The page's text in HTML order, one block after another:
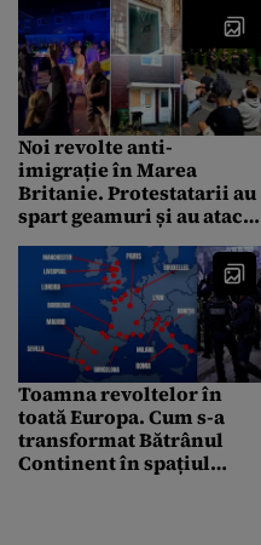
Noi revolte anti-
imigrație în Marea
Britanie. Protestatarii au
spart geamuri și au atacat
Toamna revoltelor în
toată Europa. Cum s-a
transformat Bătrânul
Continent în spațiul